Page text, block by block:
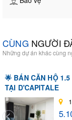
CÙNG NGƯỜI
Những dự án khác cùng
🌟 BÁN CĂN HỘ
TẠI D'CAPITALE